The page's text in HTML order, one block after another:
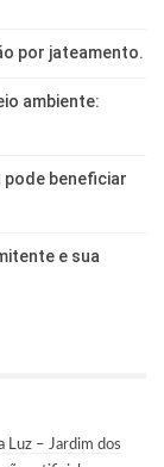
por jateamento.
ambiente:
beneficiar
e sua
Luz – Jardim dos